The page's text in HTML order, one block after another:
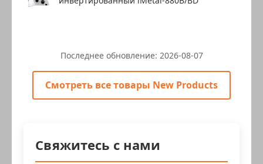
Последнее обновление: 2026-08-07
Смотреть все товары New Products
Свяжитесь с нами